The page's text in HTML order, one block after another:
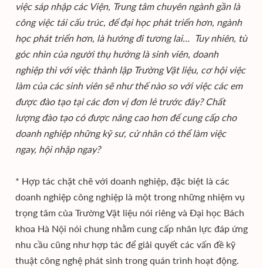
việc sáp nhập các Viện, Trung tâm chuyên ngành gần là
công việc tái cấu trúc, để đại học phát triển hơn, ngành
học phát triển hơn, là hướng đi tương lai… Tuy nhiên, từ
góc nhìn của người thụ hưởng là sinh viên, doanh
nghiệp thì với việc thành lập Trường Vật liệu, cơ hội việc
làm của các sinh viên sẽ như thế nào so với việc các em
được đào tạo tại các đơn vị đơn lẻ trước đây? Chất
lượng đào tạo có được nâng cao hơn để cung cấp cho
doanh nghiệp những kỹ sư, cử nhân có thể làm việc
ngay, hội nhập ngay?
* Hợp tác chặt chẽ với doanh nghiệp, đặc biệt là các
doanh nghiệp công nghiệp là một trong những nhiệm vụ
trọng tâm của Trường Vật liệu nói riêng và Đại học Bách
khoa Hà Nội nói chung nhằm cung cấp nhân lực đáp ứng
nhu cầu cũng như hợp tác để giải quyết các vấn đề kỹ
thuật công nghệ phát sinh trong quán trình hoạt động.